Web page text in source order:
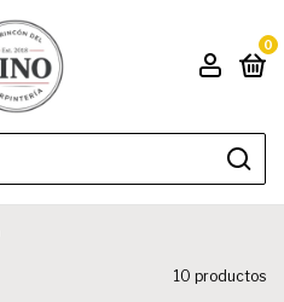
0
10 productos